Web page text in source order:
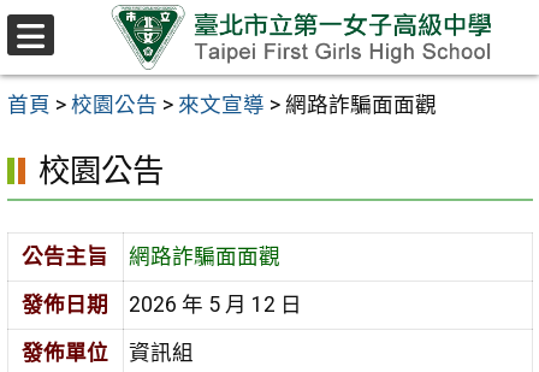
跳至主要內容區
首頁 > 校園公告 > 來文宣導 > 網路詐騙面面觀
校園公告
公告主旨
網路詐騙面面觀
發佈日期
2026 年 5 月 12 日
發佈單位
資訊組
選
單